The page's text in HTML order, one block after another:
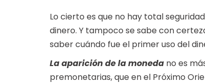
Lo cierto es que no hay total
dinero. Y tampoco se sabe con
saber cuándo fue el primer uso del
La aparición de la moneda no es
premonetarias, que en el Próximo